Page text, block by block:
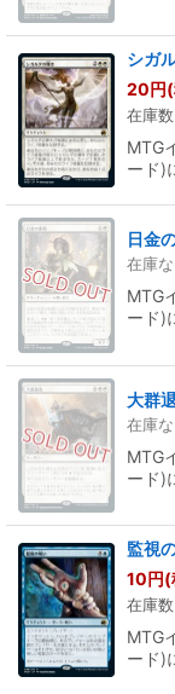
シガ
20円
在庫
MTG
ード)
日金
在庫
MTG
ード)
大群
在庫
MTG
ード)
監視
10円(
在庫
MTG
ード)